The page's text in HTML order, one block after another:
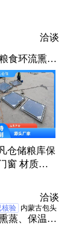
洽谈
食环流熏
仓储粮库保
窗 材质优
优选客户至上
洽谈
核验 内蒙古包头
蒸、保温门